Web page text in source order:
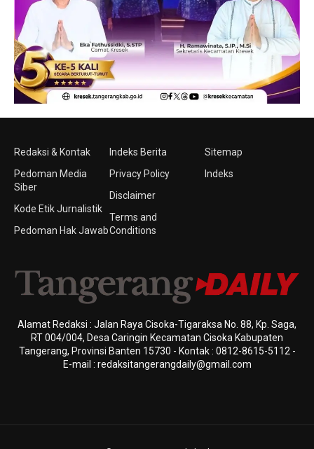
Redaksi & Kontak
Pedoman Media
Siber
Kode Etik Jurnalistik
Pedoman Hak Jawab
Indeks Berita
Privacy Policy
Disclaimer
Terms and
Conditions
Sitemap
Indeks
Alamat Redaksi : Jalan Raya Cisoka-Tigaraksa No. 88, Kp. Saga,
RT 004/004, Desa Caringin Kecamatan Cisoka Kabupaten
Tangerang, Provinsi Banten 15730 - Kontak : 0812-8615-5112 -
E-mail : redaksitangerangdaily@gmail.com